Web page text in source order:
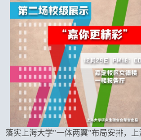
落实上海大学"一体两翼"布局安排，上